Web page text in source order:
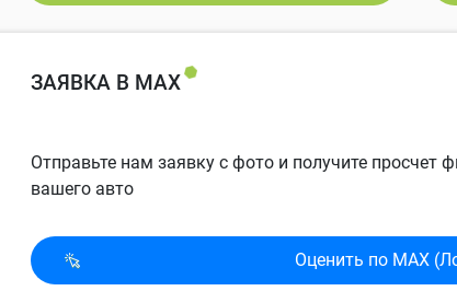
ЗАЯВКА В MAX
Отправьте нам заявку с фото и получите просчет
вашего авто
Оценить по MAX